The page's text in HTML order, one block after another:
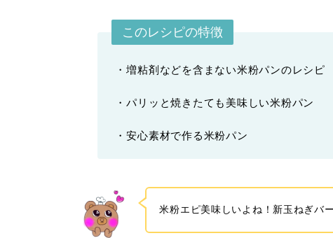
このレシピの特徴
・増粘剤などを含まない米粉パンのレシピ
・パリッと焼きたても美味しい米粉パン
・安心素材で作る米粉パン
米粉エピ美味しいよね！新玉ねぎバ